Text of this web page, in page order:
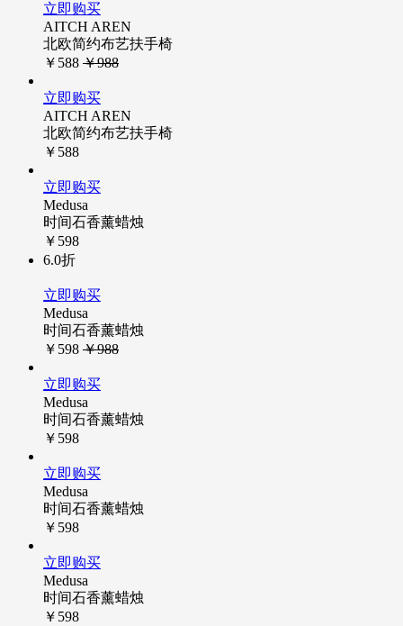
立即购买
AITCH AREN
北欧简约布艺扶手椅
￥588 ￥988
立即购买
AITCH AREN
北欧简约布艺扶手椅
￥588
立即购买
Medusa
时间石香薰蜡烛
￥598
6.0折
立即购买
Medusa
时间石香薰蜡烛
￥598 ￥988
立即购买
Medusa
时间石香薰蜡烛
￥598
立即购买
Medusa
时间石香薰蜡烛
￥598
立即购买
Medusa
时间石香薰蜡烛
￥598